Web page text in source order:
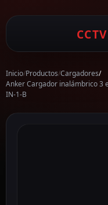
Inicio/Productos/Cargadores/
Anker Cargador inalámbrico 3
IN-1-B